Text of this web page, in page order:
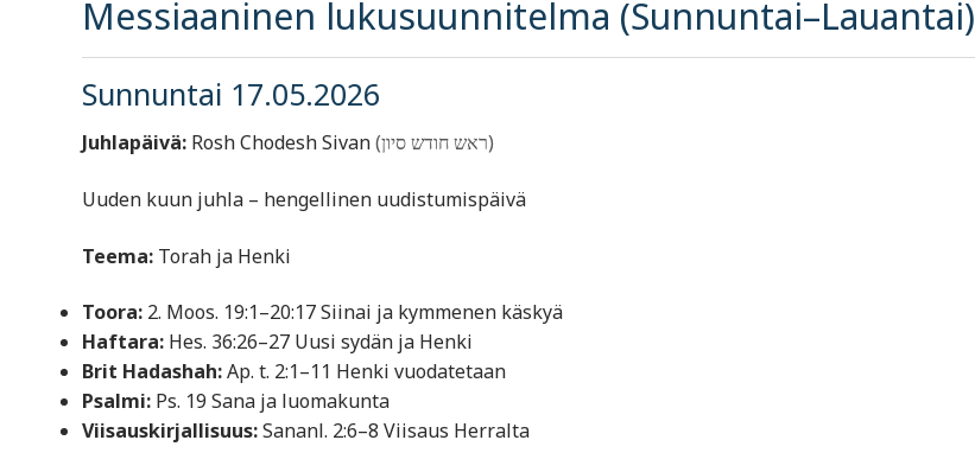
Messiaaninen lukusuunnitelma (Sunnuntai–Lauantai)
Sunnuntai 17.05.2026
Juhlapäivä:Rosh Chodesh Sivan (ראש חודש סיון)
Uuden kuun juhla – hengellinen uudistumispäivä
Teema:Torah ja Henki
Toora:2. Moos. 19:1–20:17 Siinai ja kymmenen käskyä
Haftara:Hes. 36:26–27 Uusi sydän ja Henki
Brit Hadashah:Ap. t. 2:1–11 Henki vuodatetaan
Psalmi:Ps. 19 Sana ja luomakunta
Viisauskirjallisuus:Sananl. 2:6–8 Viisaus Herralta